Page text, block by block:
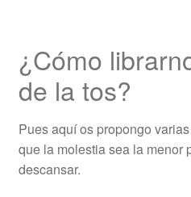
¿Cómo
de la tos?
Pues aquí os propongo
que la molestia sea la menor
descansar.